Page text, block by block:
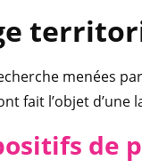
menées
fait l’objet
de